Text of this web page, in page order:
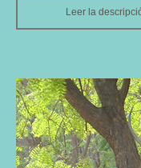
Leer la